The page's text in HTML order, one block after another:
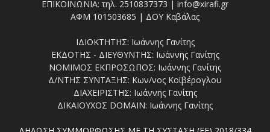
ΕΠΙΚΟΙΝΩΝΙΑ: τηλ. 2510837373 | info@xirafi.gr
ΑΦΜ 101503685 | ΔΟΥ Καβάλας
ΙΔΙΟΚΤΗΤΗΣ: Ιωάννης Γανίτης
ΕΚΔΟΤΗΣ - ΔΙΕΥΘΥΝΤΗΣ: Ιωάννης Γανίτης
ΝΟΜΙΜΟΣ ΕΚΠΡΟΣΩΠΟΣ: Ιωάννης Γανίτης
Δ/ΝΤΗΣ ΣΥΝΤΑΞΗΣ: Κων/νος Κοϊβέρογλου
ΔΙΑΧΕΙΡΙΣΤΗΣ: Ιωάννης Γανίτης
ΔΙΚΑΙΟΥΧΟΣ DOMAIN: Ιωάννης Γανίτης